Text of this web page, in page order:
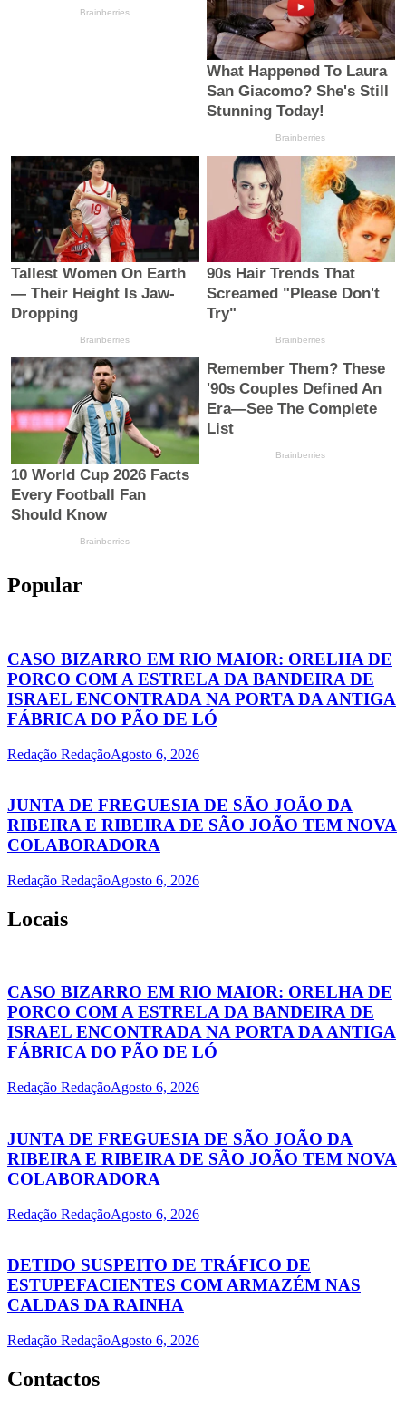
Popular
CASO BIZARRO EM RIO MAIOR: ORELHA DE
PORCO COM A ESTRELA DA BANDEIRA DE
ISRAEL ENCONTRADA NA PORTA DA ANTIGA
FÁBRICA DO PÃO DE LÓ
Redação RedaçãoAgosto 6, 2026
JUNTA DE FREGUESIA DE SÃO JOÃO DA
RIBEIRA E RIBEIRA DE SÃO JOÃO TEM NOVA
COLABORADORA
Redação RedaçãoAgosto 6, 2026
Locais
CASO BIZARRO EM RIO MAIOR: ORELHA DE
PORCO COM A ESTRELA DA BANDEIRA DE
ISRAEL ENCONTRADA NA PORTA DA ANTIGA
FÁBRICA DO PÃO DE LÓ
Redação RedaçãoAgosto 6, 2026
JUNTA DE FREGUESIA DE SÃO JOÃO DA
RIBEIRA E RIBEIRA DE SÃO JOÃO TEM NOVA
COLABORADORA
Redação RedaçãoAgosto 6, 2026
DETIDO SUSPEITO DE TRÁFICO DE
ESTUPEFACIENTES COM ARMAZÉM NAS
CALDAS DA RAINHA
Redação RedaçãoAgosto 6, 2026
Contactos